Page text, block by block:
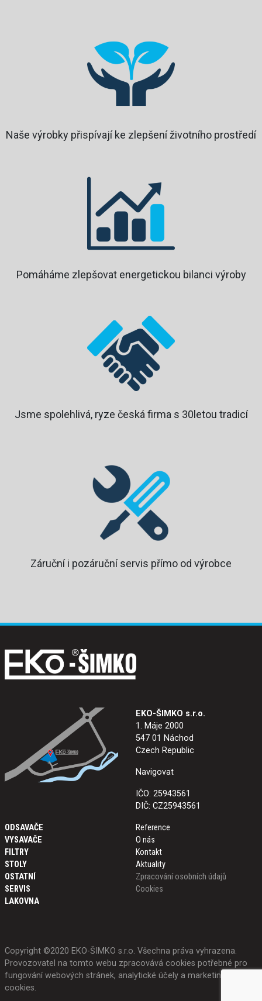
Naše výrobky přispívají ke zlepšení životního prostředí
Pomáháme zlepšovat energetickou bilanci výroby
Jsme spolehlivá, ryze česká firma s 30letou tradicí
Záruční i pozáruční servis přímo od výrobce
EKO-ŠIMKO s.r.o.
1. Máje 2000
547 01 Náchod
Czech Republic
Navigovat
IČO: 25943561
DIČ: CZ25943561
ODSAVAČE
VYSAVAČE
FILTRY
STOLY
OSTATNÍ
SERVIS
LAKOVNA
Reference
O nás
Kontakt
Aktuality
Zpracování osobních údajů
Cookies
Copyright ©2020 EKO-ŠIMKO s.r.o. Všechna práva vyhrazena.
Provozovatel na tomto webu zpracovává cookies potřebné pro
fungování webových stránek, analytické účely a marketing.
cookies.